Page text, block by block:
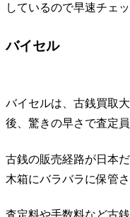
しているので早速チェ
バイセル
バイセルは、古銭買取
後、驚きの早さで査定
古銭の販売経路が日本
木箱にバラバラに保管